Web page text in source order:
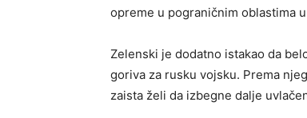
opreme u pograničnim oblastima
Zelenski je dodatno istakao da
goriva za rusku vojsku. Prema
zaista želi da izbegne dalje